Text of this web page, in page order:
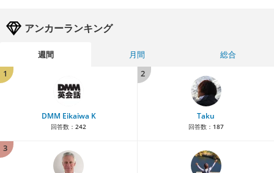
アンカーランキング
週間 月間
総合
1
DMM Eikaiwa K
回答数： 242
2
Taku
回答数： 187
3